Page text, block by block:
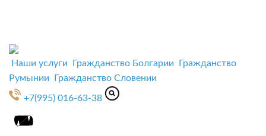
Наши услуги Гражданство Болгарии
Гражданство
Румынии
Гражданство Словении
+7(995) 016-63-38